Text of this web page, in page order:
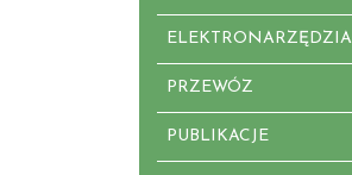
ELEKTRONARZĘDZIA
PRZEWÓZ
PUBLIKACJE